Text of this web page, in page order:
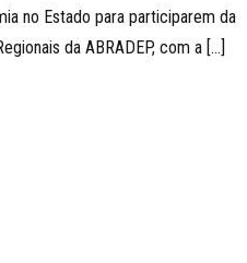
no Estado para participarem da
da ABRADEP, com a[…]